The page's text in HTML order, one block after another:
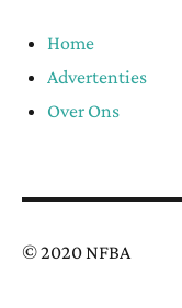
Home
Advertenties
Over Ons
© 2020 NFBA